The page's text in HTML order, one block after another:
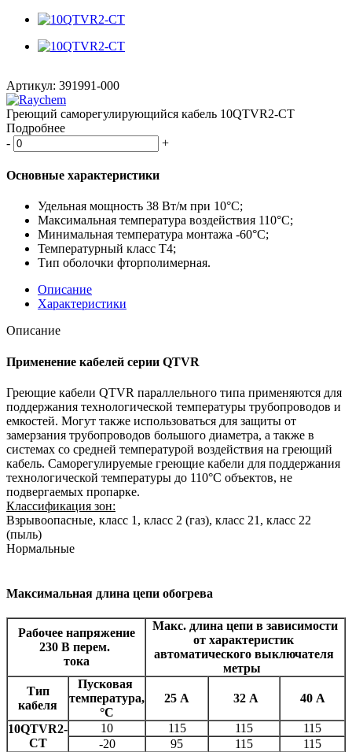
Артикул: 391991-000
Греющий саморегулирующийся кабель 10QTVR2-CT
Подробнее
-
+
Основные характеристики
Удельная мощность 38 Вт/м при 10°C;
Максимальная температура воздействия 110°C;
Минимальная температура монтажа -60°C;
Температурный класс T4;
Тип оболочки фторполимерная.
Описание
Характеристики
Описание
Применение кабелей серии QTVR
Греющие кабели QTVR параллельного типа применяются для
поддержания технологической температуры трубопроводов и
емкостей. Могут также использоваться для защиты от
замерзания трубопроводов большого диаметра, а также в
системах со средней температурой воздействия на греющий
кабель. Саморегулируемые греющие кабели для поддержания
технологической температуры до 110°С объектов, не
подвергаемых пропарке.
Классификация зон:
Взрывоопасные, класс 1, класс 2 (газ), класс 21, класс 22
(пыль)
Нормальные
Максимальная длина цепи обогрева
Рабочее напряжение
230 В перем.
тока
Макс. длина цепи в зависимости
от характеристик
автоматического выключателя
метры
Тип
кабеля
Пусковая
температура,
°C
25 А 32 А 40 А
10QTVR2-
CT
10 115 115
115
-20
95 115 115